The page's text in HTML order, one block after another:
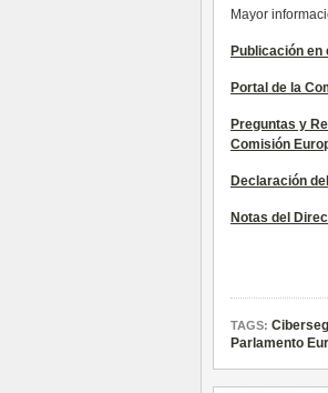
Mayor
Publicación en
Portal de la
Preguntas y
Comisión
Declaración
Notas del
TAGS:
Parlamento